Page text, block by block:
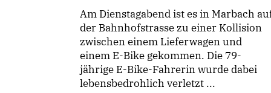
Am Dienstagabend ist es in Marbach
der Bahnhofstrasse zu einer Kollision
zwischen einem Lieferwagen und
einem E-Bike gekommen. Die 79-
jährige E-Bike-Fahrerin wurde dabei
lebensbedrohlich verletzt ...